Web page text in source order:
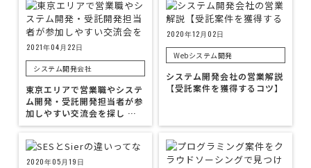
2021年04月22日
システム開発会社
東京エリアで営業職やシステ
ム開発・受託開発担当者が参
加しやすい交流会を探し …
2020年12月02日
Webシステム開発
システム開発会社の営業解説
【受託案件を獲得するコツ】
2020年05月19日